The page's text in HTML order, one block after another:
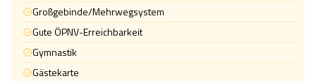
Großgebinde/Mehrwegsystem
Gute ÖPNV-Erreichbarkeit
Gymnastik
Gästekarte